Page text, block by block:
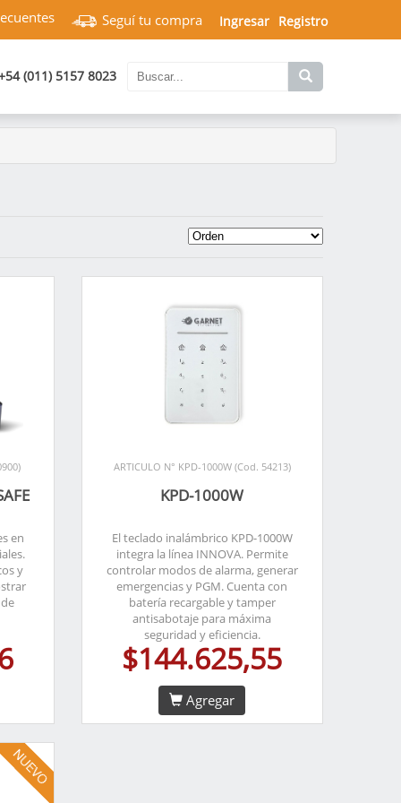
Ingresar Registro
Seguí tu compra
(011) 5157 8023
en
y
ARTICULO N° KPD-1000W (Cod. 54213)
KPD-1000W
El teclado inalámbrico KPD-1000W
integra la línea INNOVA. Permite
controlar modos de alarma, generar
emergencias y PGM. Cuenta con
batería recargable y tamper
antisabotaje para máxima
seguridad y eficiencia.
$144.625,55
Agregar